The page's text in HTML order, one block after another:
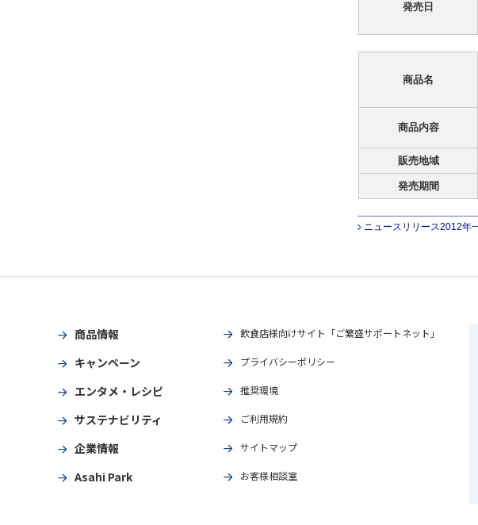
発売日
商品名
商品内容
販売地域
発売期間
ニュースリリース2012年
商品情報
キャンペーン
エンタメ・レシピ
サステナビリティ
企業情報
Asahi Park
飲食店様向けサイト「ご繁盛サポートネット」
プライバシーポリシー
推奨環境
ご利用規約
サイトマップ
お客様相談室